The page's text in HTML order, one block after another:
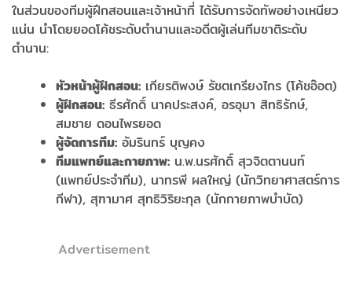
ในส่วนของทีมผู้ฝึกสอนและเจ้าหน้าที่ ได้รับการจัดทัพอย่างเหนียว
แน่น นำโดยยอดโค้ชระดับตำนานและอดีตผู้เล่นทีมชาติระดับ
ตำนาน:
หัวหน้าผู้ฝึกสอน: เกียรติพงษ์ รัชตเกรียงไกร (โค้ชอ๊อต)
ผู้ฝึกสอน: ธีรศักดิ์ นาคประสงค์, อรอุมา สิทธิรักษ์,
สมชาย ดอนไพรยอด
ผู้จัดการทีม: อัมรินทร์ บุญคง
ทีมแพทย์และกายภาพ: น.พ.นรศักดิ์ สุวจิตตานนท์
(แพทย์ประจำทีม), นาทรพี ผลใหญ่ (นักวิทยาศาสตร์การ
กีฬา), สุฑามาศ สุทธิวิริยะกุล (นักกายภาพบำบัด)
Advertisement